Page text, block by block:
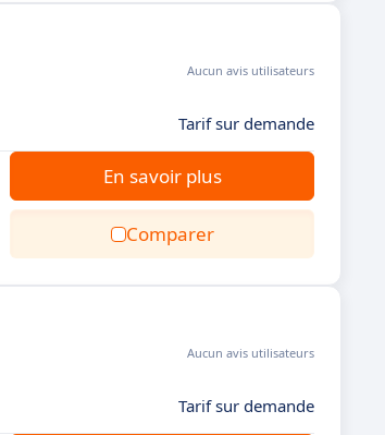
Aucun avis utilisateurs
Tarif sur demande
En savoir plus
Comparer
Aucun avis utilisateurs
Tarif sur demande